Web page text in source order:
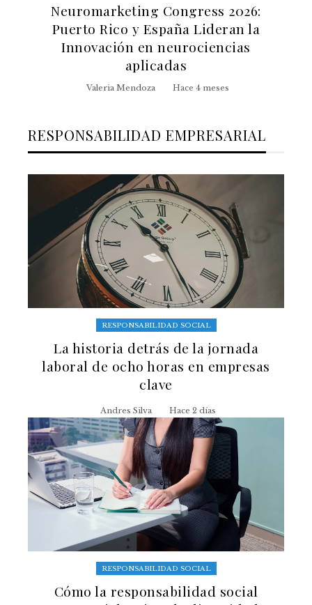
Neuromarketing Congress 2026:
Puerto Rico y España Lideran la
Innovación en neurociencias
aplicadas
Valeria Mendoza Hace 4 meses
RESPONSABILIDAD EMPRESARIAL
RESPONSABILIDAD SOCIAL
La historia detrás de la jornada
laboral de ocho horas en empresas
clave
Andres Silva Hace 2 días
RESPONSABILIDAD SOCIAL
Cómo la responsabilidad social